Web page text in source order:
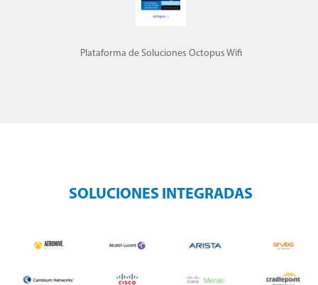
Plataforma de Soluciones Octopus Wifi
SOLUCIONES INTEGRADAS